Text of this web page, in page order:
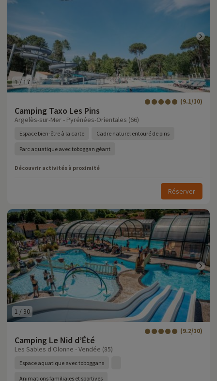
1/17
Camping Taxo Les Pins
(9.1/10)
Argelès-sur-Mer - Pyrénées-Orientales (66)
Espace bien-être à la carte Cadre naturel entouré de pins
Parc aquatique avec toboggan géant
Découvrir activités à proximité
Réserver
1 /30
Camping Le Nid d’Été
(9.2/10)
Les Sables d'Olonne - Vendée (85)
Espace aquatique avec toboggans
Animations familiales et sportives